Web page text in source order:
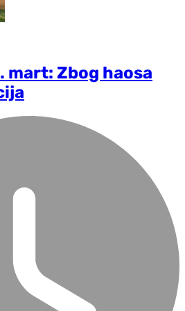
mart: Zbog haosa